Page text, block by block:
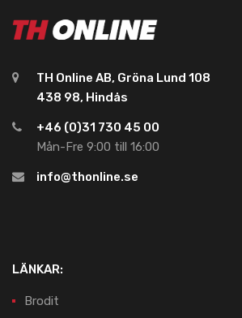
TH Online AB, Gröna Lund 108
438 98, Hindås
+46 (0)31 730 45 00
Mån-Fre 9:00 till 16:00
info@thonline.se
LÄNKAR:
Brodit